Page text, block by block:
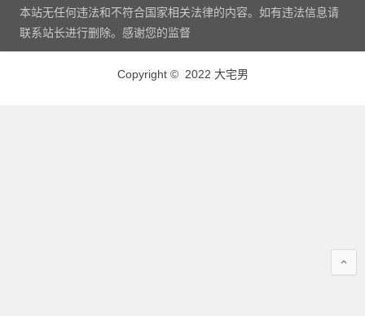
本站无任何违法和不符合国家相关法律的内容。如有违法信息请
联系站长进行删除。感谢您的监督
Copyright © 2022 大宅男